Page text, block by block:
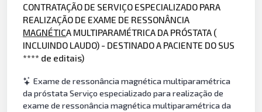
CONTRATAÇÃO DE SERVIÇO ESPECIALIZADO PARA
REALIZAÇÃO DE EXAME DE RESSONÂNCIA
MAGNÉTICA MULTIPARAMÉTRICA DA PRÓSTATA (
INCLUINDO LAUDO) - DESTINADO A PACIENTE DO SUS
**** de editais)
Exame de ressonância magnética multiparamétrica
da próstata Serviço especializado para realização de
exame de ressonância magnética multiparamétrica da